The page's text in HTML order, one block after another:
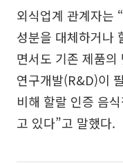
외식업계 관계자는
성분을 대체하거나
면서도 기존 제품
연구개발(R&D)이
비해 할랄 인증 음
고 있다”고 말했다.